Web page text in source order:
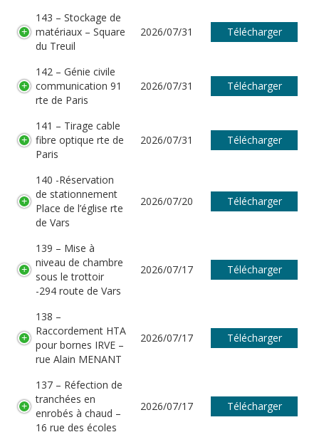
143 – Stockage de
matériaux – Square
du Treuil
2026/07/31 Télécharger
142 – Génie civile
communication 91
rte de Paris
2026/07/31 Télécharger
141 – Tirage cable
fibre optique rte de
Paris
2026/07/31 Télécharger
140 -Réservation
de stationnement
Place de l’église rte
de Vars
2026/07/20 Télécharger
139 – Mise à
niveau de chambre
sous le trottoir
-294 route de Vars
2026/07/17 Télécharger
138 –
Raccordement HTA
pour bornes IRVE –
rue Alain MENANT
2026/07/17 Télécharger
137 – Réfection de
tranchées en
enrobés à chaud –
16 rue des écoles
2026/07/17 Télécharger